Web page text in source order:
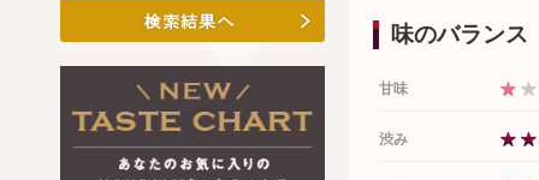
味のバランス
甘味
渋み